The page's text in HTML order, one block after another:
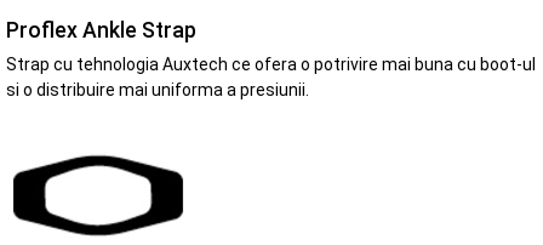
Proflex Ankle Strap
Strap cu tehnologia Auxtech ce ofera o potrivire mai buna cu boot-ul
si o distribuire mai uniforma a presiunii.